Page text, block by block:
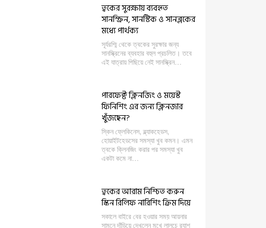
ত্বকের সুরক্ষায় ব্যবহৃত
সানস্ক্রিন, সানস্টিক ও সানব্লকের
মধ্যে পার্থক্য
সূর্যরশ্মি থেকে ত্বকের সুরক্ষার জন্য
সানস্ক্রিনের ব্যবহার বহুল প্রচলিত। তবে
এই যাত্রায় পিছিয়ে নেই সানস্ক্রিন…
পারফেক্ট ক্লিনজিং ও ময়েস্ট
ফিনিশিং এর জন্য ক্লিনজার
খুঁজছেন?
স্কিন ফ্লেকিনেস, ব্ল্যাকহেডস,
হোয়াইটহেডসের সমস্যা খুব কমন। এমন
ত্বকে ক্লিনজিং করার পর সমস্যা খুব
একটা কমে না…
ত্বকের আরাম নিশ্চিত করুন
স্কিন রিলিফ নারিশিং ক্রিম দিয়ে
সকালে বাইরে বের হওয়ার সময় আয়নার
সামনে দাঁড়িয়ে দেখলেন মুখে লালচে র‍্যাশ